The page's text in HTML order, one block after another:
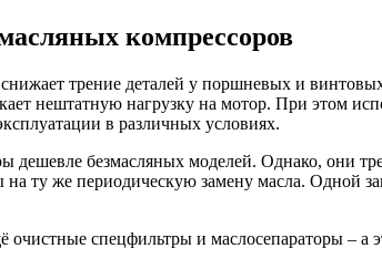
компрессоров
трение деталей у поршневых и
нештатную нагрузку на мотор. При этом
в различных условиях.
дешевле безмасляных моделей. Однако, они
на ту же периодическую замену масла. Одной
очистные спецфильтры и маслосепараторы – а